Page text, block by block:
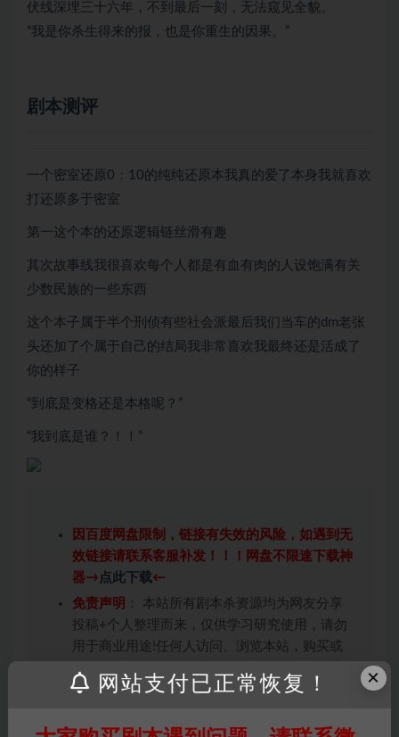
伏线深埋三十六年，不到最后一刻，无法窥见全貌。
“我是你杀生得来的报，也是你重生的因果。”
剧本测评
一个密室还原0：10的纯纯还原本我真的爱了本身我就喜欢
打还原多于密室
第一这个本的还原逻辑链丝滑有趣
其次故事线我很喜欢每个人都是有血有肉的人设饱满有关
少数民族的一些东西
这个本子属于半个刑侦有些社会派最后我们当车的dm老张
头还加了个属于自己的结局我非常喜欢我最终还是活成了
你的样子
“到底是变格还是本格呢？”
“我到底是谁？！！”
因百度网盘限制，链接有失效的风险，如遇到无
效链接请联系客服补发！！！网盘不限速下载神
器→ 点此下载←
免责声明 ： 本站所有剧本杀资源均为网友分享
投稿+个人整理而来，仅供学习研究使用，请勿
用于商业用途!任何人访问、浏览本站，购买或
条约约束，并遵守所有适用的法律法规。
×
网站支付已正常恢复！